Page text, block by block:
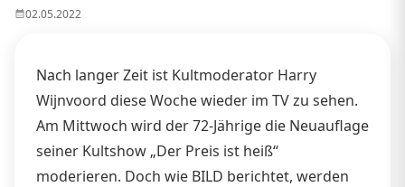
02.05.2022
Nach langer Zeit ist Kultmoderator Harry
Wijnvoord diese Woche wieder im TV zu sehen.
Am Mittwoch wird der 72-Jährige die Neuauflage
seiner Kultshow „Der Preis ist heiß“
moderieren. Doch wie BILD berichtet, werden